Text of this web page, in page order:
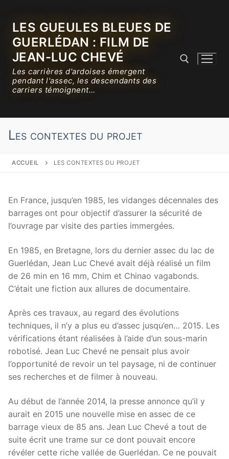
contenu
LES GUEULES BLEUES DE
GUERLÉDAN : FILM DE
JEAN-LUC CHEVÉ
Les carrières d'ardoises émergent
pendant l'assec, les descendants des
carriers témoignent…
Les contextes du projet
ACCUEIL LES CONTEXTES DU PROJET
En France, jusqu’en 1985, les vidanges décennales des
barrages ont pour objectif d’assurer la sécurité de
l’ouvrage par visite des parties immergées.
En 1985, en Bretagne, lors du dernier assec du lac de
Guerlédan, Jean Luc Chevé avait déjà réalisé un film
de 26 min en 16 mm, Chim et Chinao vagabonds.
C’était une fiction aux allures de documentaire.
Après ces travaux, au regard des évolutions
techniques, il n’y a plus eu d’assec jusqu’en… 2015. Les
vérifications étant réalisées à l’aide d’un sous-marin
robotisé. Jean Luc Chevé ne pensait plus avoir
l’opportunité de revoir un tel paysage, ni de continuer
ses recherches et de filmer à nouveau.
Au début de l’année 2014, la presse annonce qu’il y
aurait en 2015 une nouvelle mise en assec de ce
barrage vieux de 85 ans. Jean Luc Chevé a tout de
suite écrit une trame sur ce dont pouvait encore
révéler cette riche vallée de Guerlédan. Ce ne pouvait